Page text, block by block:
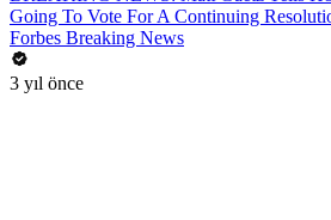
Going To Vote For A Continuing
Forbes Breaking News
3 yıl önce